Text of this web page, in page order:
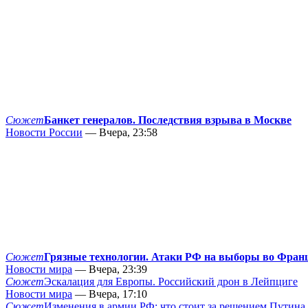
СюжетБанкет генералов. Последствия взрыва в Москве
Новости России — Вчера, 23:58
СюжетГрязные технологии. Атаки РФ на выборы во
Новости мира — Вчера, 23:39
СюжетЭскалация для Европы. Российский дрон в Лейпциге
Новости мира — Вчера, 17:10